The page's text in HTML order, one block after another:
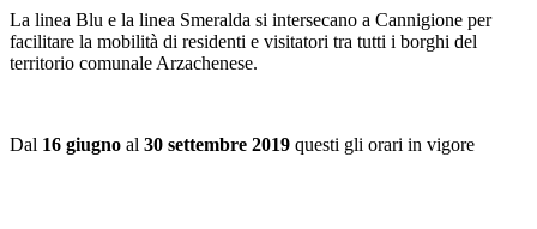
La linea Blu e la linea Smeralda si intersecano a Cannigione per
facilitare la mobilità di residenti e visitatori tra tutti i borghi del
territorio comunale Arzachenese.
Dal 16 giugno al 30 settembre 2019 questi gli orari in vigore